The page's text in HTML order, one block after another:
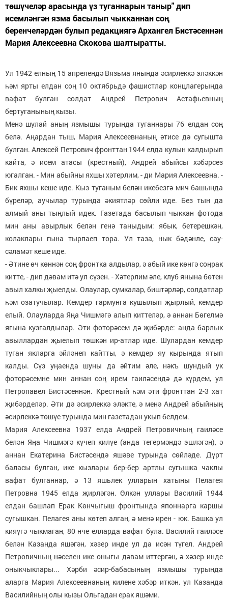
төшүчеләр арасында үз туганнарын таныр" дип
исемләнгән язма басылып чыкканнан соң
беренчеләрдән булып редакциягә Архангел Бистәсеннән
Мария Алексеевна Скокова шалтыратты.
Ул 1942 елның 15 апрелендә Вязьма янында әсирлеккә эләккән
һәм ярты елдан соң 10 октябрьдә фашистлар концлагерында
вафат булган солдат Андрей Петрович Астафьевның
бертуганының кызы.
Менә шулай аның язмышы турында туганнары 76 елдан соң
белә. Аңардан тыш, Мария Алексеевнаның әтисе дә сугышта
булган. Алексей Петрович фронттан 1944 елда кулын калдырып
кайта, ә исем атасы (крестный), Андрей абыйсы хәбәрсез
югалган. - Мин абыйны яхшы хәтерлим, - ди Мария Алексеевна. -
Бик яхшы кеше иде. Кыз туганым белән икебезгә мич башында
бүреләр, аучылар турында әкиятләр сөйли иде. Без тын да
алмый аны тыңлый идек. Газетада басылып чыккан фотода
мин аны авырлык белән генә таныдым: ябык, бетерешкән,
колаклары гына тырпаеп тора. Ул таза, нык бәдәнле, сау-
сәламәт кеше иде.
- Әтине өч көннән соң фронтка алдылар, ә абый ике көнгә соңрак
китте, - дип дәвам итә ул сүзен. - Хәтерлим әле, клуб янына бөтен
авыл халкы җыелды. Олаулар, сумкалар, биштәрләр, солдатлар
һәм озатучылар. Кемдер гармунга кушылып җырлый, кемдер
елый. Олауларда Яңа Чишмәгә алып киттеләр, ә аннан Бөгелмә
ягына кузгалдылар. Әти фоторәсем дә җибәрде: анда барлык
авыллардан җыелып төшкән ир-атлар иде. Шулардан кемдер
туган якларга әйләнеп кайтты, ә кемдер яу кырында ятып
калды. Сүз уңаенда шуны да әйтим әле, нәкъ шундый ук
фоторәсемне мин аннан соң ирем гаиләсендә дә күрдем, ул
Петропавел Бистәсеннән. Крестный һәм әти фронттан 2-3 хат
җибәрделәр. Әти дә әсирлеккә эләкте, ә менә Андрей абыйның
әсирлеккә төшүе турында мин газетадан укып белдем.
Мария Алексеевна 1937 елда Андрей Петровичның гаиләсе
белән Яңа Чишмәгә күчеп килүе (анда тегермәндә эшләгән), ә
аннан Екатерина Бистәсендә яшәве турында сөйләде. Дүрт
баласы булган, ике кызлары бер-бер артлы сугышка чаклы
вафат булганнар, ә 13 яшьлек улларын хатыны Пелагея
Петровна 1945 елда җирләгән. Өлкән уллары Василий 1944
елдан башлап Ерак Көнчыгыш фронтында японнарга каршы
сугышкан. Пелагея аны көтеп алган, ә менә ирен - юк. Башка ул
кияүгә чыкмаган, 80 нче елларда вафат була. Василий гаиләсе
белән Казанда яшәгән, хәзер инде ул да исән түгел. Андрей
Петровичның нәселен ике оныгы дәвам иттергән, ә хәзер инде
оныкчыклары... Хәрби әсир-бабасының язмышы турында
аларга Мария Алексеевнаның килене хәбәр иткән, ул Казанда
Василийның олы кызы Ольгадан ерак яшәми.